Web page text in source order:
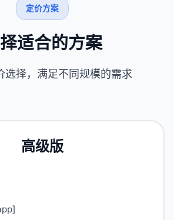
定价方案
适合的方案
选择，满足不同规模的需求
高级版